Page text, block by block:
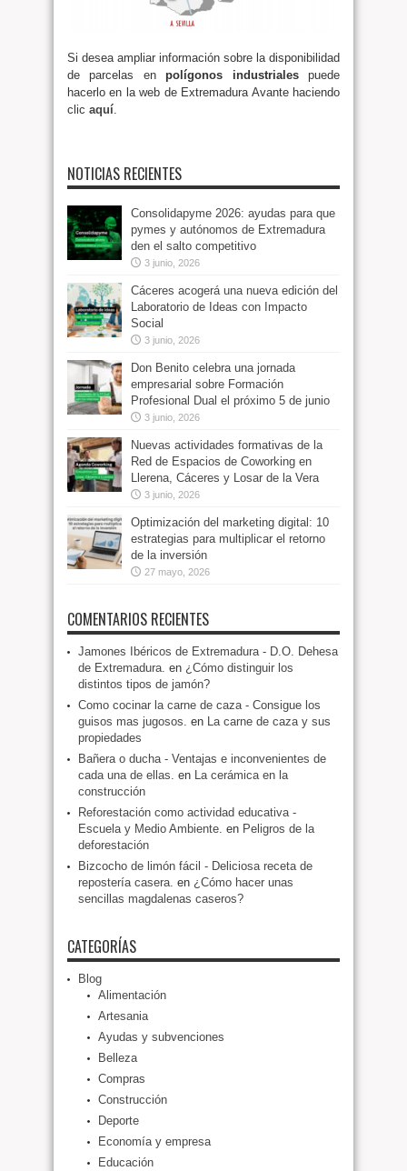
Si desea ampliar información sobre la disponibilidad
de parcelas enpolígonos industrialespuede
hacerlo en la web de Extremadura Avante haciendo
clic aquí.
NOTICIAS RECIENTES
Consolidapyme 2026: ayudas para que
pymes y autónomos de Extremadura
den el salto competitivo
3 junio, 2026
Cáceres acogerá una nueva edición del
Laboratorio de Ideas con Impacto
Social
3 junio, 2026
Don Benito celebra una jornada
empresarial sobre Formación
Profesional Dual el próximo 5 de junio
3 junio, 2026
Nuevas actividades formativas de la
Red de Espacios de Coworking en
Llerena, Cáceres y Losar de la Vera
3 junio, 2026
Optimización del marketing digital: 10
estrategias para multiplicar el retorno
de la inversión
27 mayo, 2026
COMENTARIOS RECIENTES
Jamones Ibéricos de Extremadura - D.O. Dehesa
de Extremadura. en ¿Cómo distinguir los
distintos tipos de jamón?
Como cocinar la carne de caza - Consigue los
guisos mas jugosos. en La carne de caza y sus
propiedades
Bañera o ducha - Ventajas e inconvenientes de
cada una de ellas. en La cerámica en la
construcción
Reforestación como actividad educativa -
Escuela y Medio Ambiente. en Peligros de la
deforestación
Bizcocho de limón fácil - Deliciosa receta de
repostería casera. en ¿Cómo hacer unas
sencillas magdalenas caseros?
CATEGORÍAS
Blog
Alimentación
Artesania
Ayudas y subvenciones
Belleza
Compras
Construcción
Deporte
Economía y empresa
Educación